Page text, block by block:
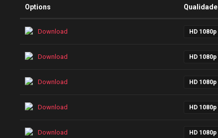
Options Qualidade
Download HD 1080p
Download HD 1080p
Download HD 1080p
Download HD 1080p
Download HD 1080p